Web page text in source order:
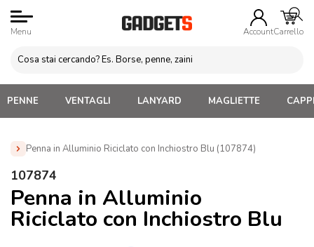
Menu AccountCarrello
PENNE VENTAGLI LANYARD MAGLIETTE
Penna in Alluminio Riciclato con Inchiostro Blu (107874)
Home »
Alluminio Riciclato con Inchiostro Blu (107874)
107874
Penna in Alluminio
Riciclato con Inchiostro Blu